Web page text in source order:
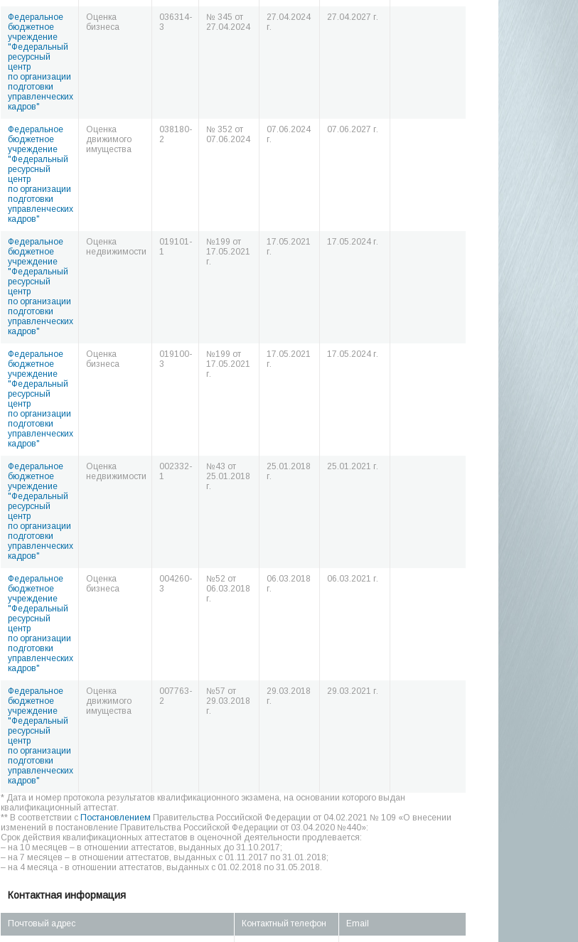
Федеральное
бюджетное
учреждение
"Федеральный
ресурсный
центр
по организации
подготовки
управленческих
кадров"
Оценка
бизнеса
036314-
3
№ 345 от
27.04.2024
27.04.2024
г.
27.04.2027 г.
Федеральное
бюджетное
учреждение
"Федеральный
ресурсный
центр
по организации
подготовки
управленческих
кадров"
Оценка
движимого
имущества
038180-
2
№ 352 от
07.06.2024
07.06.2024
г.
07.06.2027 г.
Федеральное
бюджетное
учреждение
"Федеральный
ресурсный
центр
по организации
подготовки
управленческих
кадров"
Оценка
недвижимости
019101-
1
№199 от
17.05.2021
г.
17.05.2021
г.
17.05.2024 г.
Федеральное
бюджетное
учреждение
"Федеральный
ресурсный
центр
по организации
подготовки
управленческих
кадров"
Оценка
бизнеса
019100-
3
№199 от
17.05.2021
г.
17.05.2021
г.
17.05.2024 г.
Федеральное
бюджетное
учреждение
"Федеральный
ресурсный
центр
по организации
подготовки
управленческих
кадров"
Оценка
недвижимости
002332-
1
№43 от
25.01.2018
г.
25.01.2018
г.
25.01.2021 г.
Федеральное
бюджетное
учреждение
"Федеральный
ресурсный
центр
по организации
подготовки
управленческих
кадров"
Оценка
бизнеса
004260-
3
№52 от
06.03.2018
г.
06.03.2018
г.
06.03.2021 г.
Федеральное
бюджетное
учреждение
"Федеральный
ресурсный
центр
по организации
подготовки
управленческих
кадров"
Оценка
движимого
имущества
007763-
2
№57 от
29.03.2018
г.
29.03.2018
г.
29.03.2021 г.
* Дата и номер протокола результатов квалификационного экзамена, на основании которого выдан
квалификационный аттестат.
** В соответствии с Постановлением Правительства Российской Федерации от 04.02.2021 № 109 «О внесении
изменений в постановление Правительства Российской Федерации от 03.04.2020 №440»:
Срок действия квалификационных аттестатов в оценочной деятельности продлевается:
– на 10 месяцев – в отношении аттестатов, выданных до 31.10.2017;
– на 7 месяцев – в отношении аттестатов, выданных с 01.11.2017 по 31.01.2018;
– на 4 месяца - в отношении аттестатов, выданных с 01.02.2018 по 31.05.2018.
Контактная информация
Почтовый адрес Контактный телефон Email